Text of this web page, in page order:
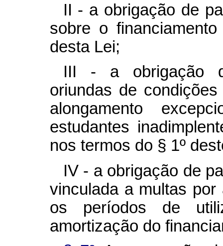
II - a obrigação de
sobre o
desta Lei;
III - a obrigação
oriundas de
alongamento
estudantes
nos termos do § 1º
IV - a obrigação de
vinculada a multas por
os períodos de
amortização do